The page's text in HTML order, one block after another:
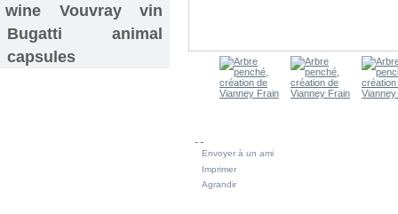
wine
Vouvray
vin
Bugatti
animal
capsules
Envoyer à un ami
Imprimer
Agrandir